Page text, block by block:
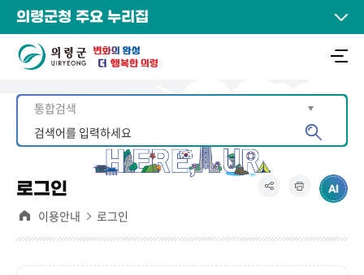
의령군청 주요 누리집
로그인
이용안내 로그인